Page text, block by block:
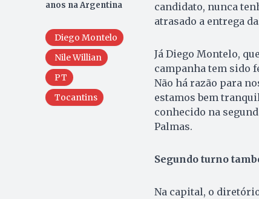
anos na Argentina
Diego Montelo
Nile Willian
PT
Tocantins
candidato, nunca
atrasado a entrega
Já Diego Montelo,
campanha tem sido
Não há razão para
estamos bem
conhecido na
Palmas.
Segundo turno
Na capital, o